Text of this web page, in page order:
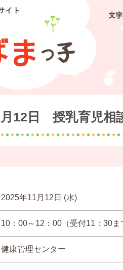
文
12日 授乳育児相
2025年11月12日 (水)
10：00～12：00（受付11：30ま
健康管理センター